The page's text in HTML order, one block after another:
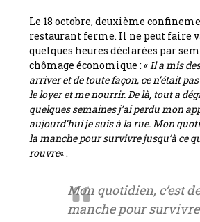
Le 18 octobre, deuxième
restaurant ferme. Il ne peut faire
quelques heures déclarées par
chômage économique : «Il a mis
arriver et de toute façon, ce n’était
le loyer et me nourrir. De là, tout a
quelques semaines j’ai perdu mon
aujourd’hui je suis à la rue. Mon
la manche pour survivre jusqu’à ce
rouvre« .
Mon quotidien, c’est
manche pour survivre